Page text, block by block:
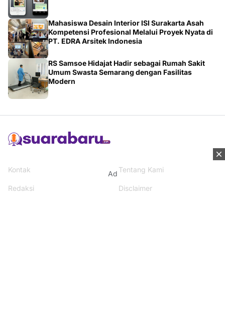
Mahasiswa Desain Interior ISI Surakarta Asah
Kompetensi Profesional Melalui Proyek Nyata di
PT. EDRA Arsitek Indonesia
RS Samsoe Hidajat Hadir sebagai Rumah Sakit
Umum Swasta Semarang dengan Fasilitas
Modern
Ad
Kontak Tentang Kami
Redaksi Disclaimer